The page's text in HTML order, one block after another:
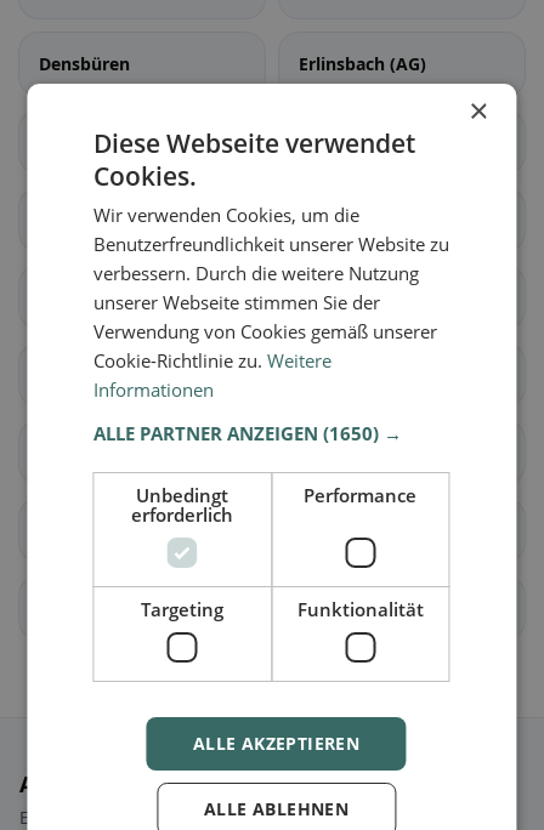
Densbüren Erlinsbach (AG)
Gränichen Hirschthal
Küttigen Muhen
Oberentfelden Suhr
Unterentfelden Bellikon
Ennetbaden
Gebenstorf
Ausgewählte Restaurants
Ein paar Picks, um sofort loszulegen.
×
Diese Webseite verwendet
Cookies.
Wir verwenden Cookies, um die
Benutzerfreundlichkeit unserer Website zu
verbessern. Durch die weitere Nutzung
unserer Webseite stimmen Sie der
Verwendung von Cookies gemäß unserer
Cookie-Richtlinie zu.Weitere
Informationen
ALLE PARTNER ANZEIGEN(1650) →
Unbedingt
erforderlich
Performance
Targeting Funktionalität
ALLE AKZEPTIEREN
ALLE ABLEHNEN